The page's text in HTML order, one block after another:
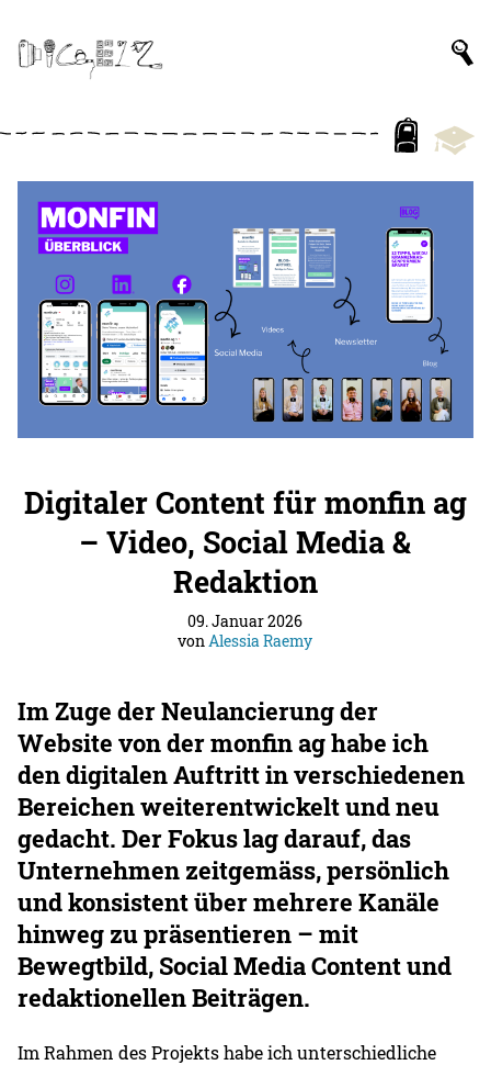
Digitaler Content für monfin ag
– Video, Social Media &
Redaktion
09. Januar 2026
vonAlessia Raemy
Im Zuge der Neulancierung der
Website von der monfin ag habe ich
den digitalen Auftritt in verschiedenen
Bereichen weiterentwickelt und neu
gedacht. Der Fokus lag darauf, das
Unternehmen zeitgemäss, persönlich
und konsistent über mehrere Kanäle
hinweg zu präsentieren – mit
Bewegtbild, Social Media Content und
redaktionellen Beiträgen.
Im Rahmen des Projekts habe ich unterschiedliche